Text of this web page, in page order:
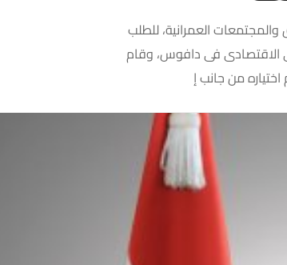
العمرانية، للطلب
الاقتصادى فى دافوس، وقام
من جانب إ